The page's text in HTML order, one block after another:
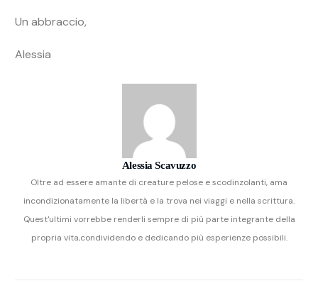
Un abbraccio,
Alessia
Alessia Scavuzzo
Oltre ad essere amante di creature pelose e scodinzolanti, ama
incondizionatamente la libertà e la trova nei viaggi e nella scrittura.
Quest'ultimi vorrebbe renderli sempre di più parte integrante della
propria vita,condividendo e dedicando più esperienze possibili.